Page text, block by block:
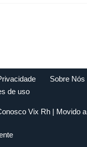
Sobre Nós
de uso
Vix Rh| Movido a